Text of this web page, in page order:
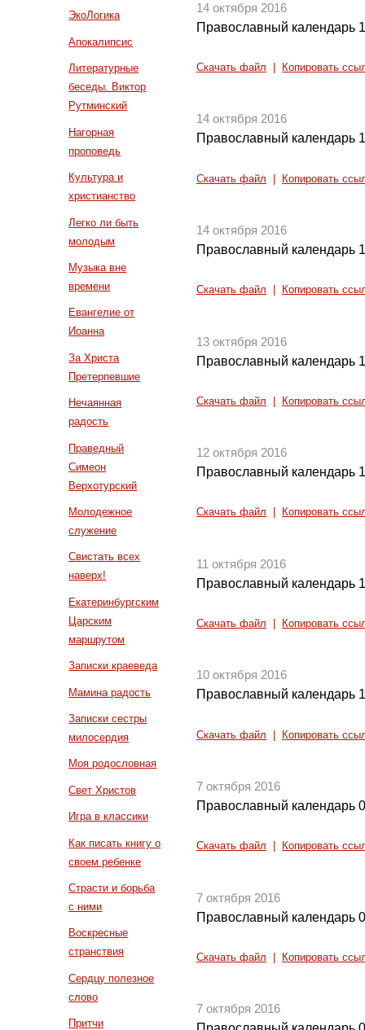
ЭкоЛогика
Апокалипсис
Литературные
беседы. Виктор
Рутминский
Нагорная
проповедь
Культура и
христианство
Легко ли быть
молодым
Музыка вне
времени
Евангелие от
Иоанна
За Христа
Претерпевшие
Нечаянная
радость
Праведный
Симеон
Верхотурский
Молодежное
служение
Свистать всех
наверх!
Екатеринбургским
Царским
маршрутом
Записки краеведа
Мамина радость
Записки сестры
милосердия
Моя родословная
Свет Христов
Игра в классики
Как писать книгу о
своем ребенке
Страсти и борьба
с ними
Воскресные
странствия
Сердцу полезное
слово
Притчи
14 октября 2016
Православный календарь
Скачать файл Копировать
14 октября 2016
Православный календарь
Скачать файл Копировать
14 октября 2016
Православный календарь
Скачать файл Копировать
13 октября 2016
Православный календарь
Скачать файл Копировать
12 октября 2016
Православный календарь
Скачать файл Копировать
11 октября 2016
Православный календарь
Скачать файл Копировать
10 октября 2016
Православный календарь
Скачать файл Копировать
7 октября 2016
Православный календарь
Скачать файл Копировать
7 октября 2016
Православный календарь
Скачать файл Копировать
7 октября 2016